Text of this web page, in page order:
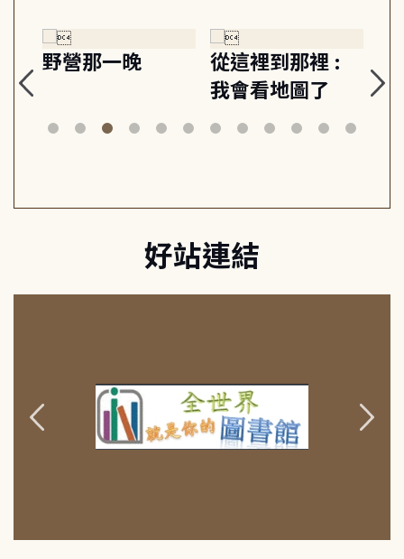
野營那一晚
從這裡到那裡 :
我會看地圖了
美
好站連結